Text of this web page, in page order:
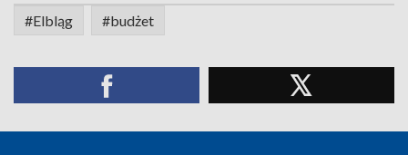
#Elbląg #budżet